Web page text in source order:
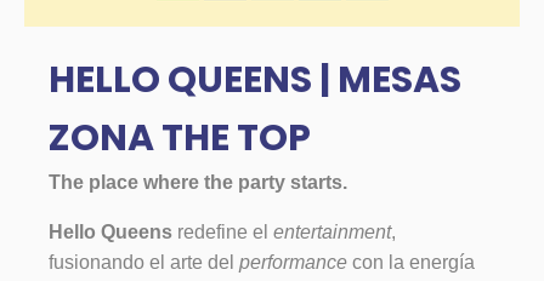
HELLO QUEENS | MESAS
ZONA THE TOP
The place where the party starts.
Hello Queens redefine el entertainment,
fusionando el arte del performance con la energía